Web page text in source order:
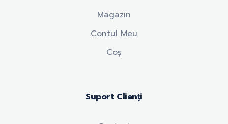
Magazin
Contul Meu
Coș
Suport Clienți